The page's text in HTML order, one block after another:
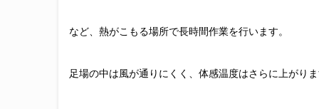
など、熱がこもる場所で長時間作業を行います。
足場の中は風が通りにくく、体感温度はさらに上がり